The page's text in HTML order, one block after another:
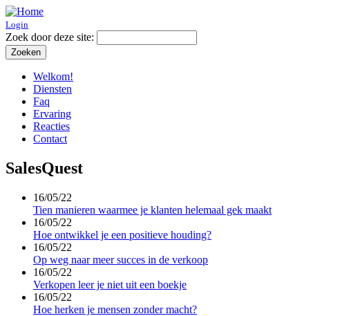
Login
Zoek door deze site:
Welkom!
Diensten
Faq
Ervaring
Reacties
Contact
SalesQuest
16/05/22
Tien manieren waarmee je klanten helemaal gek maakt
16/05/22
Hoe ontwikkel je een positieve houding?
16/05/22
Op weg naar meer succes in de verkoop
16/05/22
Verkopen leer je niet uit een boekje
16/05/22
Hoe herken je mensen zonder macht?